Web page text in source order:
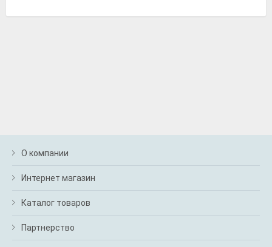
О компании
Интернет магазин
Каталог товаров
Партнерство